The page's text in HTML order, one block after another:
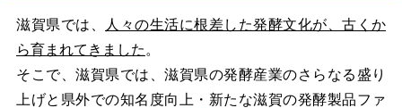
滋賀県では、
人々の生活に根差した発酵文化が、古くか
ら育まれてきました 。
そこで、滋賀県では、滋賀県の発酵産業のさらなる盛り
上げと県外での知名度向上・新たな滋賀の発酵製品ファ